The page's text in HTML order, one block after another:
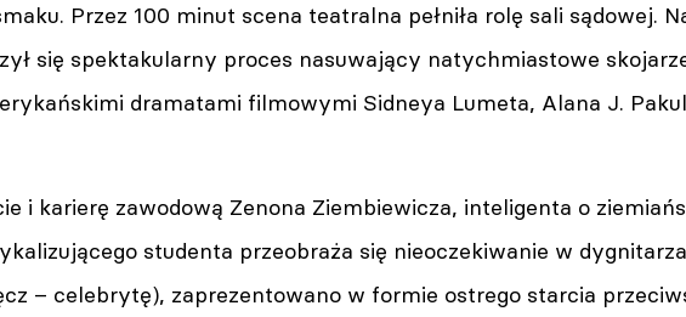
Przez 100 minut scena teatralna pełniła rolę sali sądowej.
się spektakularny proces nasuwający natychmiastowe
dramatami filmowymi Sidneya Lumeta, Alana J.
i karierę zawodową Zenona Ziembiewicza, inteligenta o
studenta przeobraża się nieoczekiwanie w
– celebrytę), zaprezentowano w formie ostrego starcia